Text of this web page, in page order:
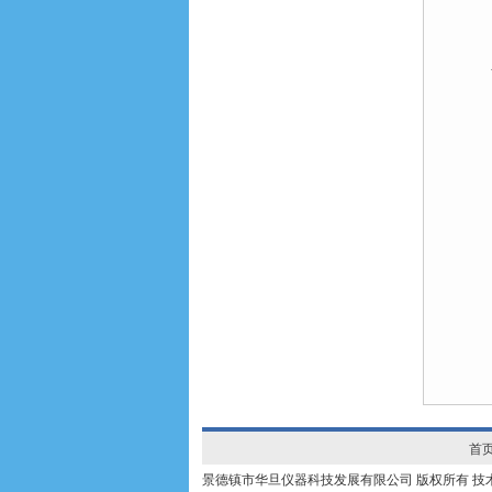
首
景德镇市华旦仪器科技发展有限公司 版权所有